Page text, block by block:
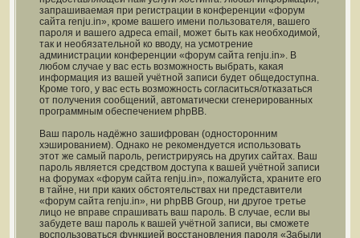
запрашиваемая при регистрации в конференции «форум
сайта renju.in», кроме вашего имени пользователя, вашего
пароля и вашего адреса email, может быть как необходимой,
так и необязательной ко вводу, на усмотрение
администрации конференции «форум сайта renju.in». В
любом случае у вас есть возможность выбрать, какая
информация из вашей учётной записи будет общедоступна.
Кроме того, у вас есть возможность согласиться/отказаться
от получения сообщений, автоматически сгенерированных
программным обеспечением phpBB.
Ваш пароль надёжно зашифрован (односторонним
хэшированием). Однако не рекомендуется использовать
этот же самый пароль, регистрируясь на других сайтах. Ваш
пароль является средством доступа к вашей учётной записи
на форумах «форум сайта renju.in», пожалуйста, храните его
в тайне, ни при каких обстоятельствах ни представители
«форум сайта renju.in», ни phpBB Group, ни другое третье
лицо не вправе спрашивать ваш пароль. В случае, если вы
забудете ваш пароль к вашей учётной записи, вы сможете
воспользоваться функцией восстановления пароля «Забыли